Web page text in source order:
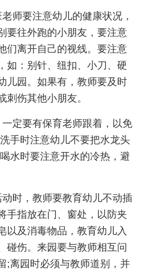
师要注意幼儿的健康状况，
要往外跑的小朋友，要注意
们离开自己的视线。要注意
如：别针、纽扣、小刀、硬
儿园。如果有，教师要及时
刺伤其他小朋友。
定要有保育老师跟着，以免
手时注意幼儿不要把水龙头
水时要注意开水的冷热，避
时，教师要教育幼儿不动插
手指放在门、窗处，以防夹
以及消毒物品，教育幼儿入
碰伤。来园要与教师相互问
;离园时必须与教师道别，并